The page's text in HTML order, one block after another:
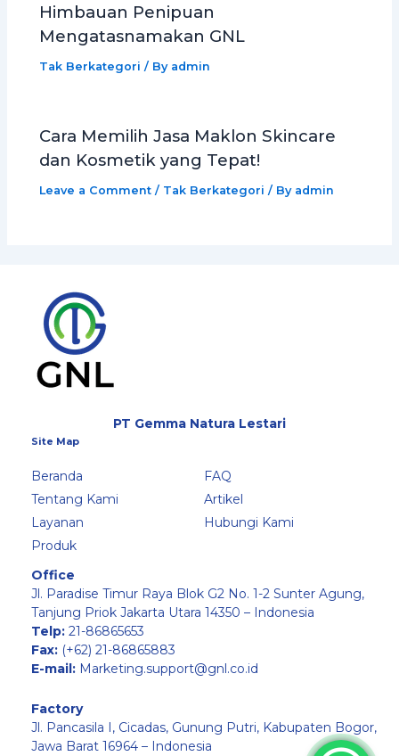
Himbauan Penipuan
Mengatasnamakan GNL
Tak Berkategori / By admin
Cara Memilih Jasa Maklon Skincare
dan Kosmetik yang Tepat!
Leave a Comment / Tak Berkategori / By admin
PT Gemma Natura Lestari
Site Map
Beranda
Tentang Kami
Layanan
Produk
FAQ
Artikel
Hubungi Kami
Office
Jl. Paradise Timur Raya Blok G2 No. 1-2 Sunter Agung,
Tanjung Priok Jakarta Utara 14350 – Indonesia
Telp: 21-86865653
Fax: (+62) 21-86865883
E-mail: Marketing.support@gnl.co.id
Factory
Jl. Pancasila I, Cicadas, Gunung Putri, Kabupaten Bogor,
Jawa Barat 16964 – Indonesia